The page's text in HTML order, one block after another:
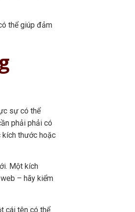
thể giúp đảm
sự có thể
phải phải có
kích thước hoặc
Một kích
– hãy kiểm
cái tên có thể